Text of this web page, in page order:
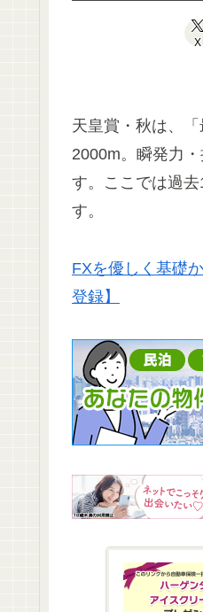
X
天皇賞・秋は、
2000m。瞬発力
す。ここでは過
す。
FXを優しく基礎
登録】